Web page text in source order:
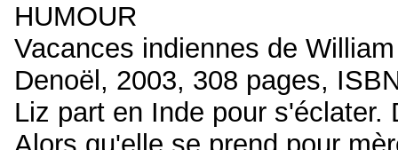
HUMOUR
Vacances indiennes de
Denoël, 2003, 308 pages,
Liz part en Inde pour